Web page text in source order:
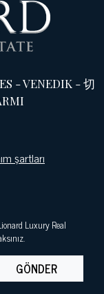
-VENEDIK-切
şartları
Luxury Real
GÖNDER